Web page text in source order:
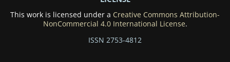
This work is licensed under a Creative Commons Attribution-
NonCommercial 4.0 International License.
ISSN 2753-4812